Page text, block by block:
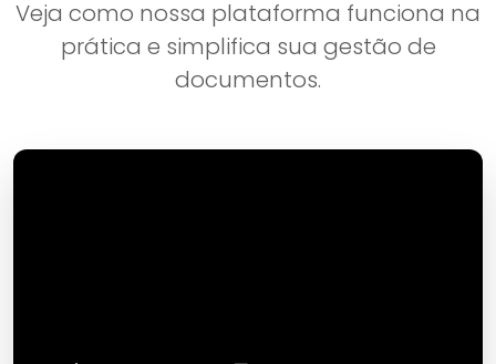
Veja como nossa plataforma funciona na
prática e simplifica sua gestão de
documentos.